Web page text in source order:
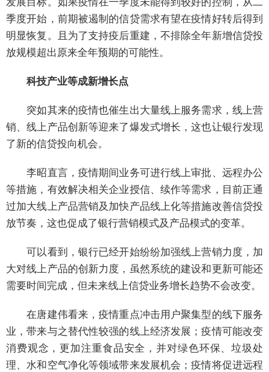
季度开始，前期被遏制的信贷需求有望在疫情好转后得到
明显恢复。且为了支持疫后重建，不排除全年新增信贷投
放规模超出原来全年预期的可能性。
科技产业等成新增长点
突如其来的疫情也催生出大量线上服务需求，线上营
销、线上产品创新等迎来了爆发式增长，这也让银行发现
了新的信贷投向机会。
李昭直言，疫情期间业务可进行线上审批、远程办公
等措施，有效解决相关企业授信、续作等需求，目前正通
过加大线上产品营销及加快产品线上化等措施改善信贷投
放节奏，这也促成了银行营销模式及产品模式的变革。
可以看到，银行已经开始纷纷加强线上营销力度，加
大对线上产品的创新力度，虽然系统的建设和更新可能还
需要时间完成，但未来线上信贷业务增长趋势不会改变。
在唐建伟看来，疫情重点冲击用户聚集型的线下服务
业，带来与之替代性较强的线上经济发展；疫情可能改变
消费观念，更加注重食品安全，并对绿色环保、垃圾处
理、水和空气净化等领域带来发展机会；疫情将促进远程